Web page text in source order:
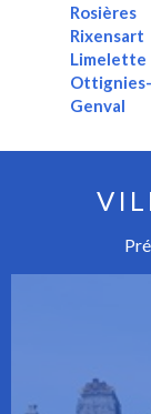
Rosières
Rixensart
Limelette
Genval